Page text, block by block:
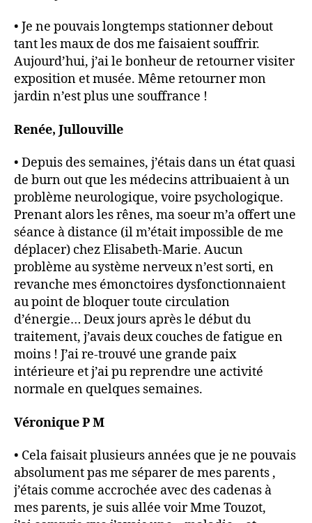
• Je ne pouvais longtemps stationner debout
tant les maux de dos me faisaient souffrir.
Aujourd’hui, j’ai le bonheur de retourner visiter
exposition et musée. Même retourner mon
jardin n’est plus une souffrance !
Renée, Jullouville
• Depuis des semaines, j’étais dans un état quasi
de burn out que les médecins attribuaient à un
problème neurologique, voire psychologique.
Prenant alors les rênes, ma soeur m’a offert une
séance à distance (il m’était impossible de me
déplacer) chez Elisabeth-Marie. Aucun
problème au système nerveux n’est sorti, en
revanche mes émonctoires dysfonctionnaient
au point de bloquer toute circulation
d’énergie… Deux jours après le début du
traitement, j’avais deux couches de fatigue en
moins ! J’ai re-trouvé une grande paix
intérieure et j’ai pu reprendre une activité
normale en quelques semaines.
Véronique P M
• Cela faisait plusieurs années que je ne pouvais
absolument pas me séparer de mes parents ,
j’étais comme accrochée avec des cadenas à
mes parents, je suis allée voir Mme Touzot,